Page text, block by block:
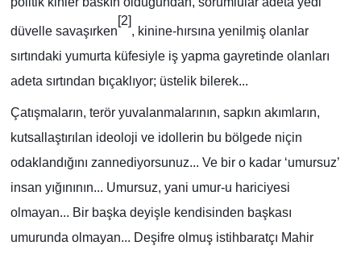
düvelle savaşırken
[2]
, kinine-hırsına yenilmiş olanlar
sırtındaki yumurta küfesiyle iş yapma gayretinde olanları
adeta sırtından bıçaklıyor; üstelik bilerek...
Çatışmaların, terör yuvalanmalarının, sapkın akımların,
kutsallaştırılan ideoloji ve idollerin bu bölgede niçin
odaklandığını zannediyorsunuz... Ve bir o kadar ‘umursuz’
insan yığınının... Umursuz, yani umur-u hariciyesi
olmayan... Bir başka deyişle kendisinden başkası
umurunda olmayan... Deşifre olmuş istihbaratçı Mahir